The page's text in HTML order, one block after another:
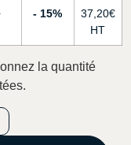
15% 37,20€
la quantité